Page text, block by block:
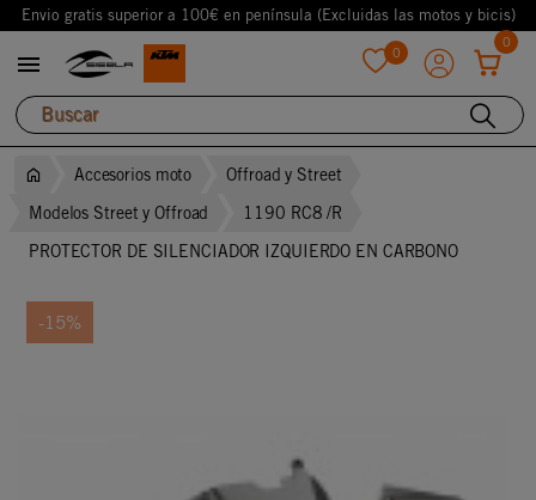
Envio gratis superior a 100€ en península (Excluidas las motos y bicis)
 0
0
Accesorios moto
Offroad y Street
Modelos Street y Offroad
1190 RC8 /R
PROTECTOR DE SILENCIADOR IZQUIERDO EN CARBONO
-15%